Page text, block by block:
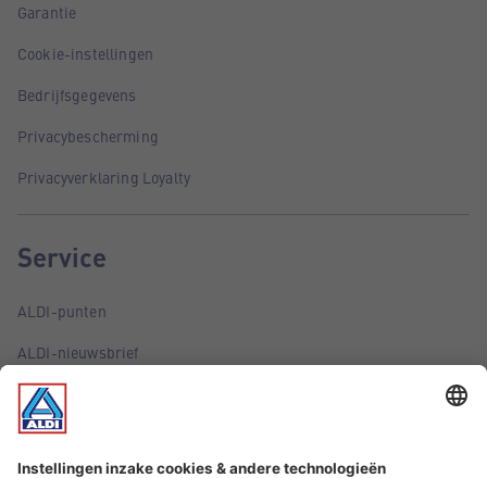
Garantie
Cookie-instellingen
Bedrijfsgegevens
Privacybescherming
Privacyverklaring Loyalty
Service
ALDI-punten
ALDI-nieuwsbrief
ALDI-folder via e-mail
Aanbiedingen